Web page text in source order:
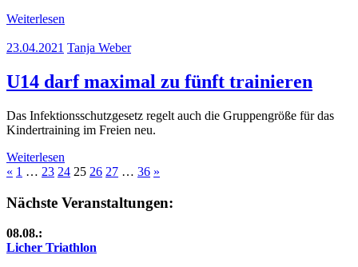
Weiterlesen
23.04.2021 Tanja Weber
U14 darf maximal zu fünft trainieren
Das Infektionsschutzgesetz regelt auch die Gruppengröße für das
Kindertraining im Freien neu.
Weiterlesen
Seitennummerierung
der
« Vorherige
1 … 23 24 25 26 27 … 36 Nächste
»
Nächste Veranstaltungen:
08.08.:
Licher Triathlon